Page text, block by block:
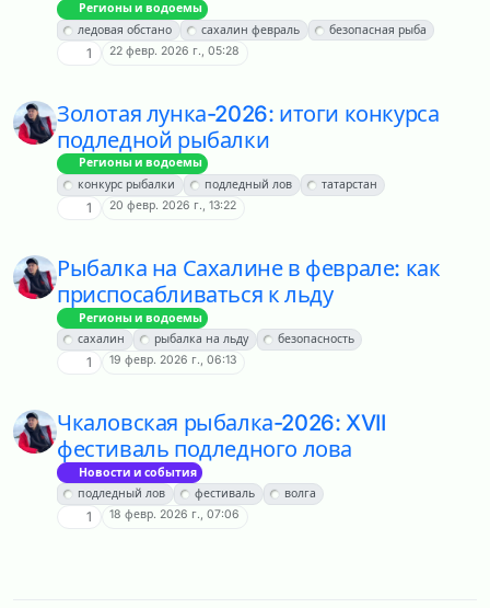
Регионы и водоемы
ледовая обстано
сахалин февраль безопасная рыба
1 22 февр. 2026 г., 05:28
Золотая лунка-2026: итоги конкурса
подледной рыбалки
Регионы и водоемы
конкурс рыбалки
подледный лов татарстан
1 20 февр. 2026 г., 13:22
Рыбалка на Сахалине в феврале: как
приспосабливаться к льду
Регионы и водоемы
сахалин
рыбалка на льду безопасность
1 19 февр. 2026 г., 06:13
Чкаловская рыбалка-2026: XVII
фестиваль подледного лова
Новости и события
подледный лов
фестиваль волга
1 18 февр. 2026 г., 07:06